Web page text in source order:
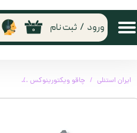
۰ ورود / ثبت نام
ایران استنلی چاقو ویکتورینوکس